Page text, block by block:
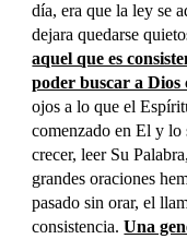
día, era que la ley se
dejara quedarse
aquel que es
poder buscar a Dios
ojos a lo que el
comenzado en El y lo
crecer, leer Su
grandes oraciones
pasado sin orar, el
consistencia.Una